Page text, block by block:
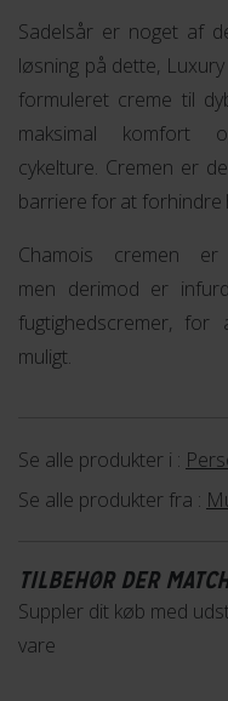
Sadelsår er noget af
løsning på dette,
formuleret creme til
maksimal komfort
cykelture. Cremen er
barriere for at forhindre
Chamois cremen
men derimod er
fugtighedscremer,
muligt.
Se alle produkter i :
Se alle produkter fra :
TILBEHØR DER
Suppler dit køb med
vare